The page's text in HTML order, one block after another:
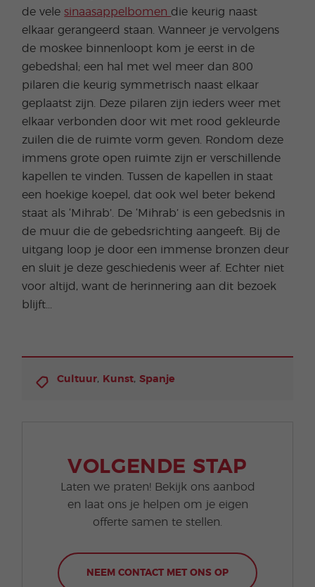
de velesinaasappelbomendie keurig naast
elkaar gerangeerd staan. Wanneer je vervolgens
de moskee binnenloopt kom je eerst in de
gebedshal; een hal met wel meer dan 800
pilaren die keurig symmetrisch naast elkaar
geplaatst zijn. Deze pilaren zijn ieders weer met
elkaar verbonden door wit met rood gekleurde
zuilen die de ruimte vorm geven. Rondom deze
immens grote open ruimte zijn er verschillende
kapellen te vinden. Tussen de kapellen in staat
een hoekige koepel, dat ook wel beter bekend
staat als ‘Mihrab’. De ‘Mihrab’ is een gebedsnis in
de muur die de gebedsrichting aangeeft. Bij de
uitgang loop je door een immense bronzen deur
en sluit je deze geschiedenis weer af. Echter niet
voor altijd, want de herinnering aan dit bezoek
blijft...
Cultuur, Kunst, Spanje
VOLGENDE STAP
Laten we praten! Bekijk ons aanbod
en laat ons je helpen om je eigen
offerte samen te stellen.
NEEM CONTACT MET ONS OP